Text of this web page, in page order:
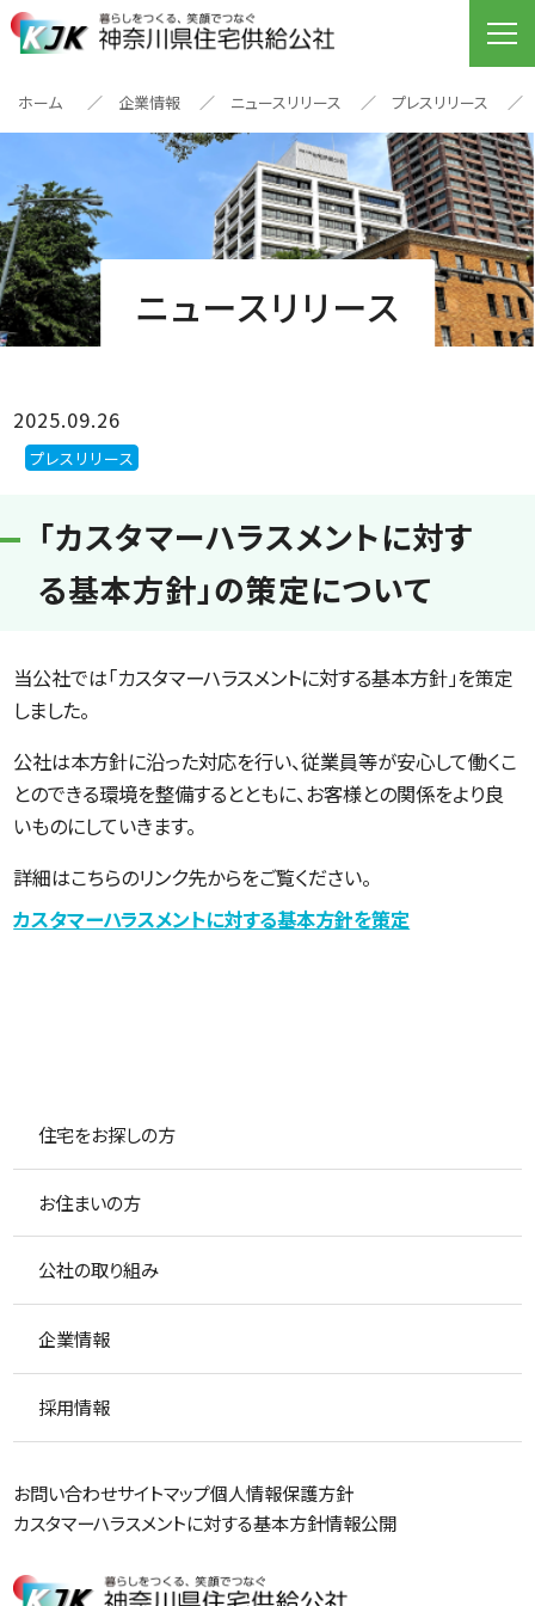
ホーム 企業情報 ニュースリリース プレスリリース
ニュースリリース
2025.09.26
プレスリリース
「カスタマーハラスメントに対す
る基本方針」の策定について
当公社では「カスタマーハラスメントに対する基本方針」を策定
しました。
公社は本方針に沿った対応を行い、従業員等が安心して働くこ
とのできる環境を整備するとともに、お客様との関係をより良
いものにしていきます。
詳細はこちらのリンク先からをご覧ください。
カスタマーハラスメントに対する基本方針を策定
住宅をお探しの方
お住まいの方
公社の取り組み
企業情報
採用情報
お問い合わせサイトマップ個人情報保護方針
カスタマーハラスメントに対する基本方針情報公開